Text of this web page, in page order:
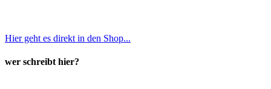
Hier geht es direkt in den Shop...
wer schreibt hier?